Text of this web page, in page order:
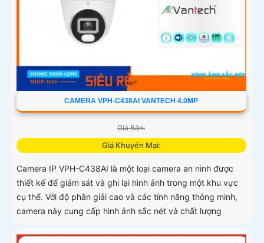
CAMERA VPH-C438AI VANTECH 4.0MP
Giá Bán:
Giá Khuyến Mại:
Camera IP VPH-C438AI là một loại camera an ninh được
thiết kế để giám sát và ghi lại hình ảnh trong một khu vực
cụ thể. Với độ phân giải cao và các tính năng thông minh,
camera này cung cấp hình ảnh sắc nét và chất lượng